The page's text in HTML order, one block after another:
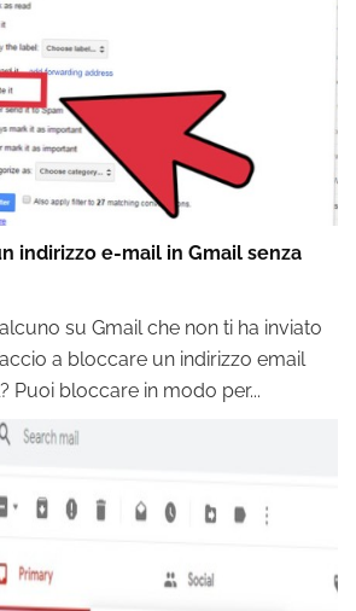
indirizzo e-mail in Gmail senza
su Gmail che non ti ha inviato
a bloccare un indirizzo email
Puoi bloccare in modo per...